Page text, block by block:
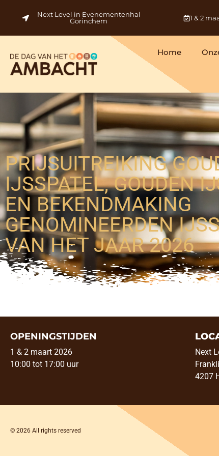
Next Level in Evenementenhal
Gorinchem
1 & 2
Home
PRIJSUITREIKING
IJSSPATEL, GOUDEN
EN BEKENDMAKING
GENOMINEERDEN
VAN HET JAAR 2026
OPENINGSTIJDEN
1 & 2 maart 2026
10:00 tot 17:00 uur
Next
4207
© 2026 All rights reserved